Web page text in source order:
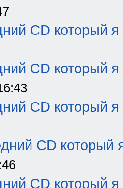
CD который я
CD который я
CD который я
CD который
CD который я